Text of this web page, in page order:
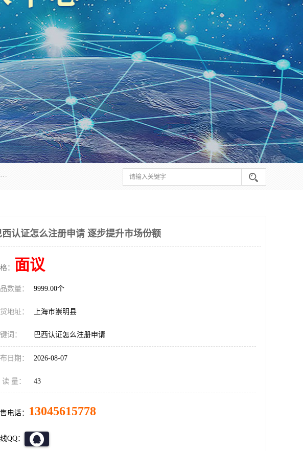
*是一家的测试、评估、检查与认机构，主要从事巴西NR10认证、NR12认证、NR13认证；ANATEL认证、INMTRO认证，欧盟CE认证：MD认证，PED认证，MID认证，ATEX认证，德国蓝色天使认证。
西认证怎么注册申请 逐步提升市场份额
： 面议
数量： 9999.00个
地址： 上海市崇明县
词： 巴西认证怎么注册申请
日期： 2026-08-07
读 量： 43
电话： 13045615778
QQ：